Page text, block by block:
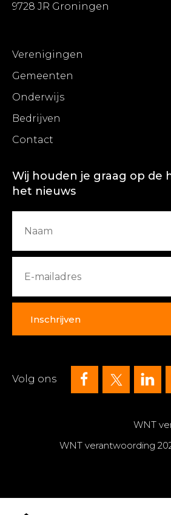
9728 JR Groningen
Verenigingen
Gemeenten
Onderwijs
Bedrijven
Contact
Wij houden je graag op de
het nieuws
Inschrijven
Volg ons
WNT
WNT verantwoording